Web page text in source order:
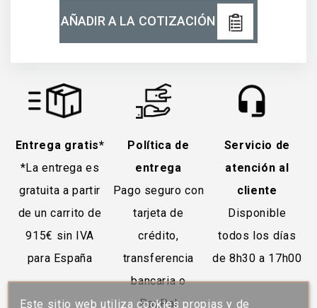
Este sitio web utiliza cookies propias y de
AÑADIR A LA COTIZACIÓN
Entrega gratis*
*La entrega es
gratuita a partir
de un carrito de
915€ sin IVA
para España
Política de
entrega
Pago seguro con
tarjeta de
crédito,
transferencia
bancaria o
PayPal
Servicio de
atención al
cliente
Disponible
todos los días
de 8h30 a 17h00